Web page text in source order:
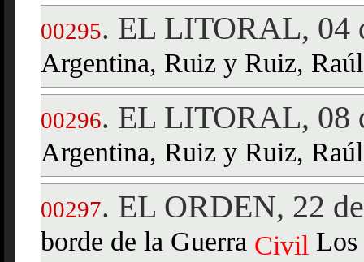
00295. EL LITORAL, 04
Argentina, Ruiz y Ruiz,
00296. EL LITORAL, 08
Argentina, Ruiz y Ruiz,
00297. EL ORDEN, 22
borde de la Guerra Civil Los